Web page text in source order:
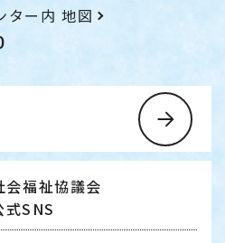
ター内地図
会福祉協議会
式SNS